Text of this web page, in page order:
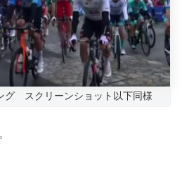
グ スクリーンショット以下同様